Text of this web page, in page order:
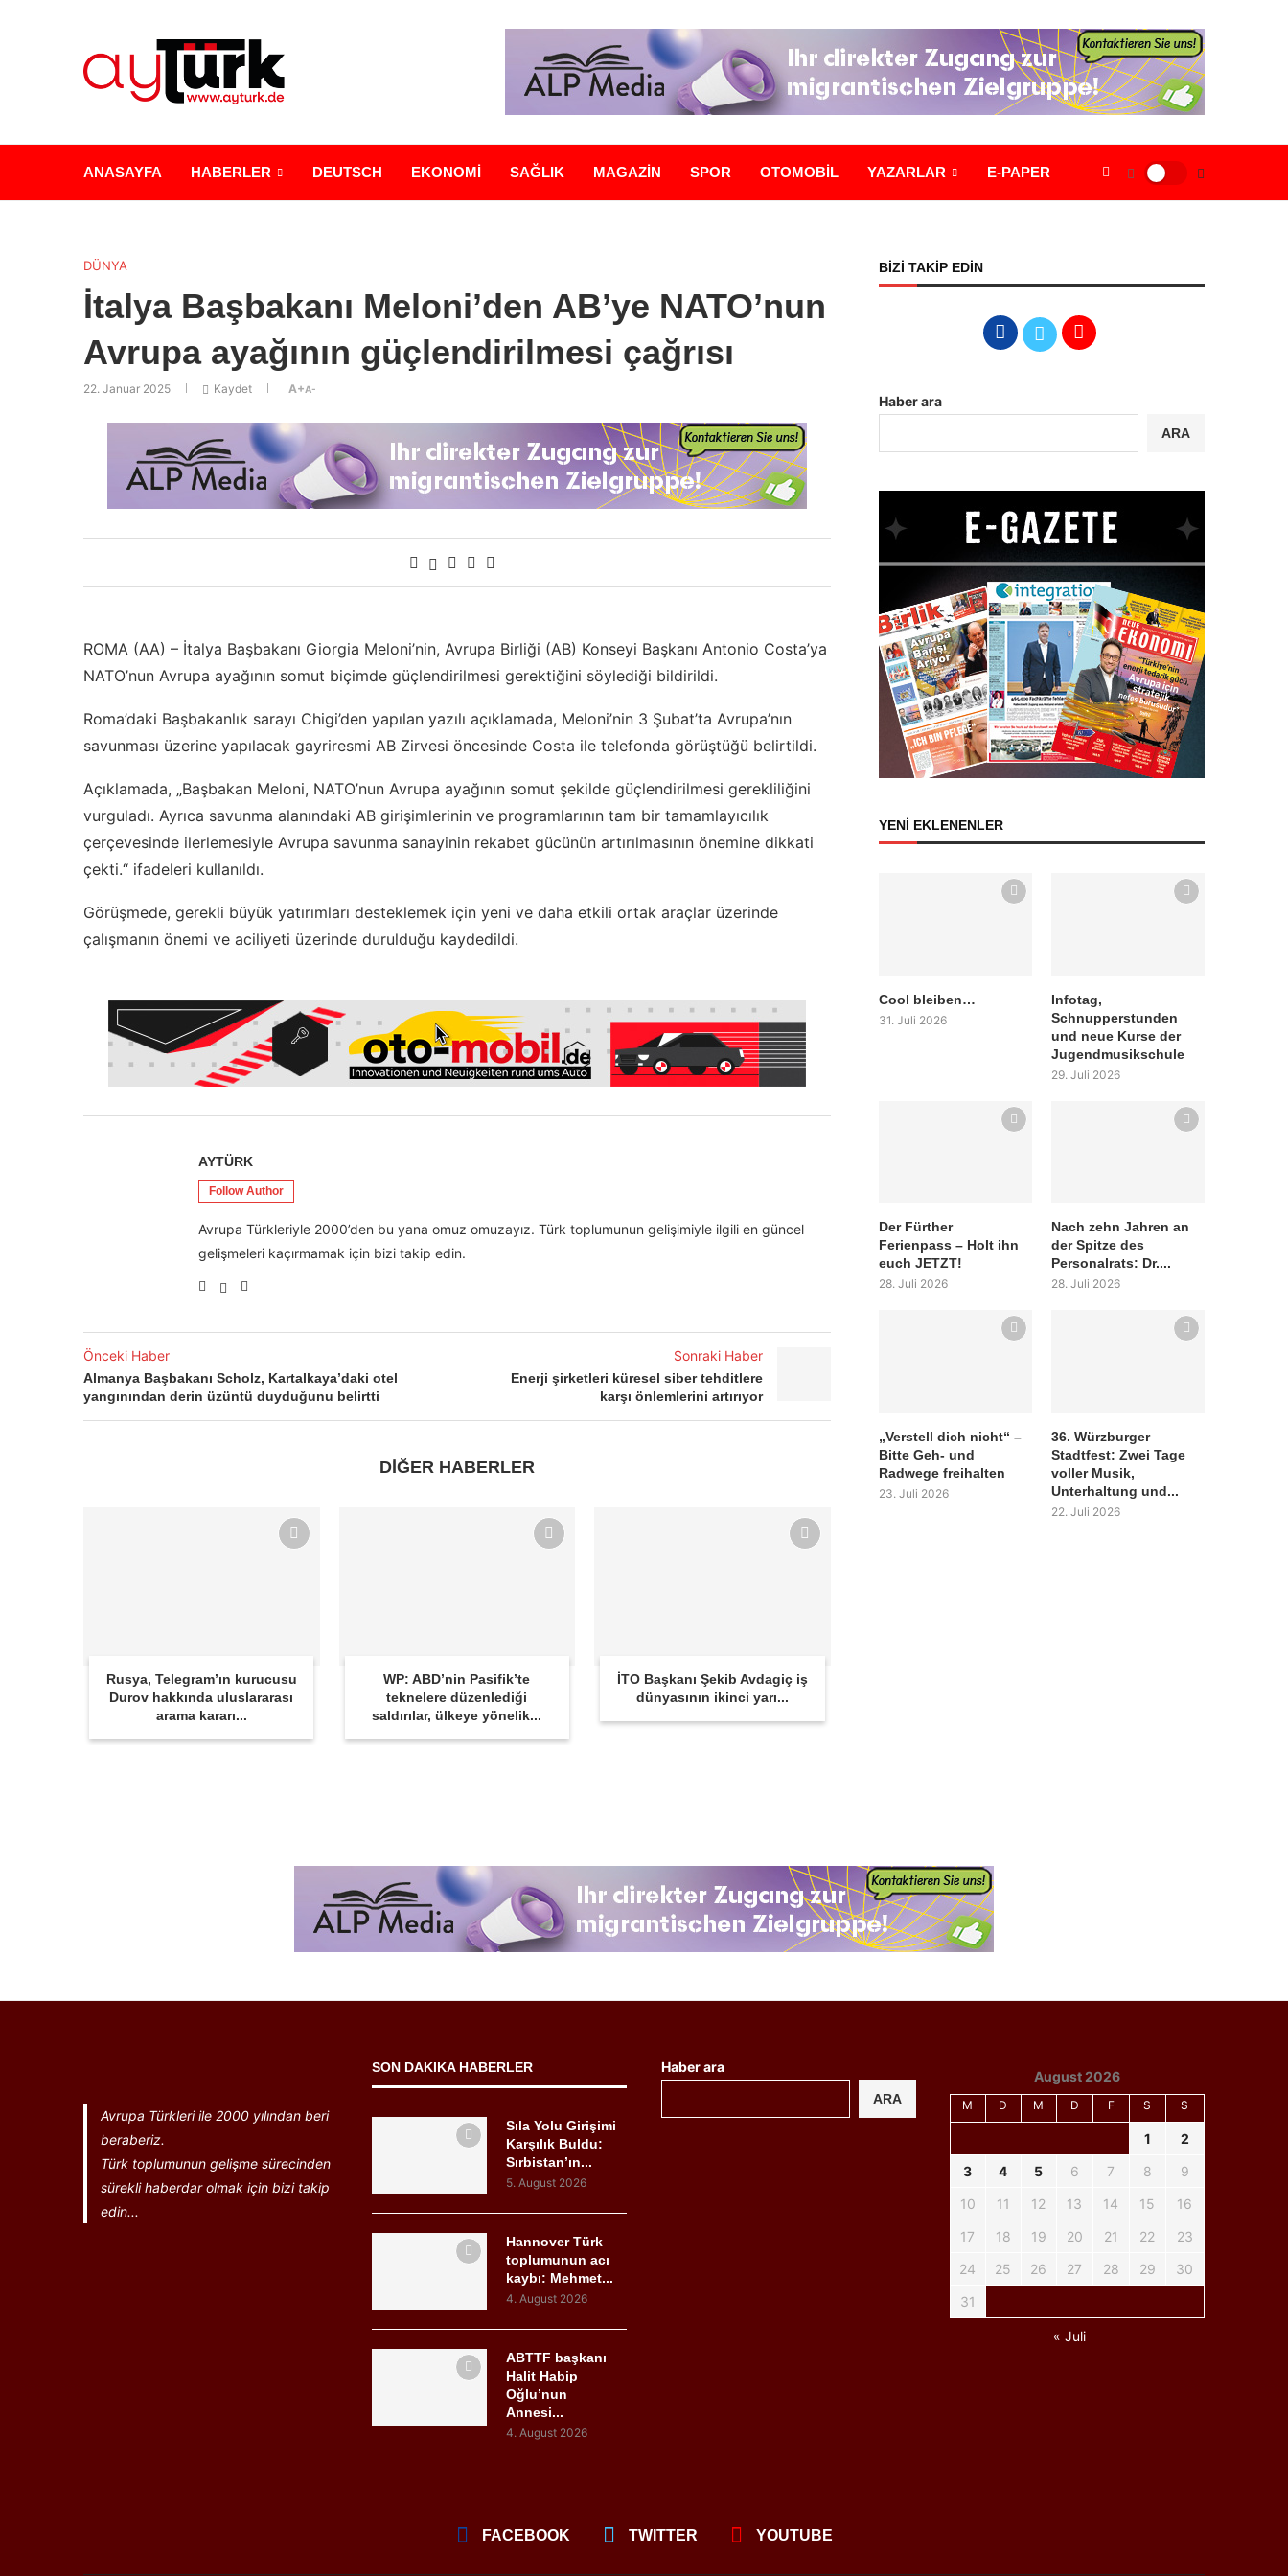
ANASAYFA HABERLER DEUTSCH EKONOMİ SAĞLIK MAGAZİN SPOR OTOMOBİL YAZARLAR E-PAPER
DÜNYA
İtalya Başbakanı Meloni’den AB’ye NATO’nun
Avrupa ayağının güçlendirilmesi çağrısı
22. Januar 2025 Kaydet A+A-
ROMA (AA) – İtalya Başbakanı Giorgia Meloni’nin, Avrupa Birliği (AB) Konseyi Başkanı Antonio Costa’ya
NATO’nun Avrupa ayağının somut biçimde güçlendirilmesi gerektiğini söylediği bildirildi.
Roma’daki Başbakanlık sarayı Chigi’den yapılan yazılı açıklamada, Meloni’nin 3 Şubat’ta Avrupa’nın
savunması üzerine yapılacak gayriresmi AB Zirvesi öncesinde Costa ile telefonda görüştüğü belirtildi.
Açıklamada, „Başbakan Meloni, NATO’nun Avrupa ayağının somut şekilde güçlendirilmesi gerekliliğini
vurguladı. Ayrıca savunma alanındaki AB girişimlerinin ve programlarının tam bir tamamlayıcılık
çerçevesinde ilerlemesiyle Avrupa savunma sanayinin rekabet gücünün artırılmasının önemine dikkati
çekti.“ ifadeleri kullanıldı.
Görüşmede, gerekli büyük yatırımları desteklemek için yeni ve daha etkili ortak araçlar üzerinde
çalışmanın önemi ve aciliyeti üzerinde durulduğu kaydedildi.
AYTÜRK
Follow Author
Avrupa Türkleriyle 2000’den bu yana omuz omuzayız. Türk toplumunun gelişimiyle ilgili en güncel
gelişmeleri kaçırmamak için bizi takip edin.
Önceki Haber
Almanya Başbakanı Scholz, Kartalkaya’daki otel
yangınından derin üzüntü duyduğunu belirtti
Sonraki Haber
Enerji şirketleri küresel siber tehditlere
karşı önlemlerini artırıyor
DİĞER HABERLER
Rusya, Telegram’ın kurucusu
Durov hakkında uluslararası
arama kararı...
WP: ABD’nin Pasifik’te
teknelere düzenlediği
saldırılar, ülkeye yönelik...
İTO Başkanı Şekib Avdagiç iş
dünyasının ikinci yarı...
BİZİ TAKİP EDİN
Haber ara
ARA
YENİ EKLENENLER
Cool bleiben…
31. Juli 2026
Infotag,
Schnupperstunden
und neue Kurse der
Jugendmusikschule
29. Juli 2026
Der Fürther
Ferienpass – Holt ihn
euch JETZT!
28. Juli 2026
Nach zehn Jahren an
der Spitze des
Personalrats: Dr....
28. Juli 2026
„Verstell dich nicht“ –
Bitte Geh- und
Radwege freihalten
23. Juli 2026
36. Würzburger
Stadtfest: Zwei Tage
voller Musik,
Unterhaltung und...
22. Juli 2026
Avrupa Türkleri ile 2000 yılından beri
beraberiz.
Türk toplumunun gelişme sürecinden
sürekli haberdar olmak için bizi takip
edin...
SON DAKIKA HABERLER
Sıla Yolu Girişimi
Karşılık Buldu:
Sırbistan’ın...
5. August 2026
Hannover Türk
toplumunun acı
kaybı: Mehmet...
4. August 2026
ABTTF başkanı
Halit Habip
Oğlu’nun
Annesi...
4. August 2026
Haber ara
ARA
August 2026
M D M D F S S
1
2
3
4 5 6 7 8
9
10
11 12 13 14 15
16
17
18 19 20 21 22
23
24
25 26 27 28 29
30
31
« Juli
FACEBOOK TWITTER YOUTUBE